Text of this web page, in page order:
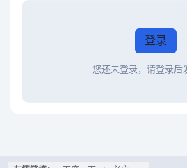
登录
您还未登录，请登录后